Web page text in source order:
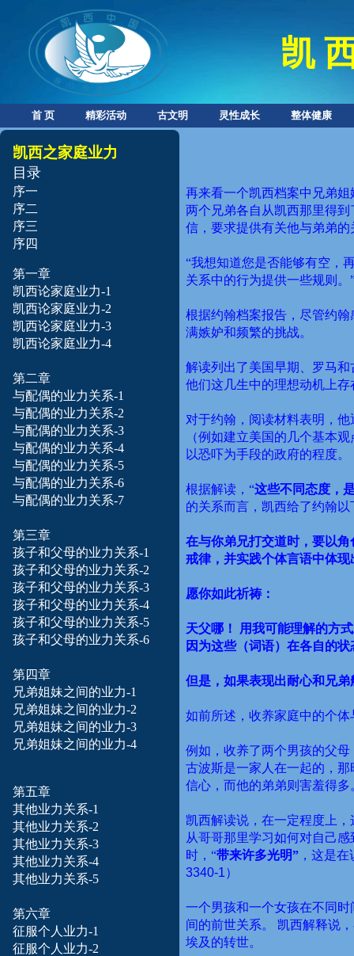
凯
首 页 精彩活动 古文明 灵性成长 整体健康
凯西之家庭业力
目录
序一
序二
序三
序四
第一章
凯西论家庭业力-1
凯西论家庭业力-2
凯西论家庭业力-3
凯西论家庭业力-4
第二章
与配偶的业力关系-1
与配偶的业力关系-2
与配偶的业力关系-3
与配偶的业力关系-4
与配偶的业力关系-5
与配偶的业力关系-6
与配偶的业力关系-7
第三章
孩子和父母的业力关系-1
孩子和父母的业力关系-2
孩子和父母的业力关系-3
孩子和父母的业力关系-4
孩子和父母的业力关系-5
孩子和父母的业力关系-6
第四章
兄弟姐妹之间的业力-1
兄弟姐妹之间的业力-2
兄弟姐妹之间的业力-3
兄弟姐妹之间的业力-4
第五章
其他业力关系-1
其他业力关系-2
其他业力关系-3
其他业力关系-4
其他业力关系-5
第六章
征服个人业力-1
征服个人业力-2
再来看一个凯西档案中兄弟
两个兄弟各自从凯西那里得
信，要求提供有关他与弟弟
“我想知道您是否能够有空，
关系中的行为提供一些规则。
根据约翰档案报告，尽管约
满嫉妒和频繁的挑战。
解读列出了美国早期、罗马
他们这几生中的理想动机上存
对于约翰，阅读材料表明，
（例如建立美国的几个基本
以恐吓为手段的政府的程度。
根据解读，“这些不同态度，
的关系而言，凯西给了约翰以
在与你弟兄打交道时，要以
戒律，并实践个体言语中体现
愿你如此祈祷：
天父哪！
用我可能理解的方
因为这些（词语）在各自的
但是，如果表现出耐心和兄
如前所述，收养家庭中的个
例如，收养了两个男孩的父
古波斯是一家人在一起的，
信心，而他的弟弟则害羞得多
凯西解读说，在一定程度上
从哥哥那里学习如何对自己感
时，“带来许多光明” ，这是
3340-1）
一个男孩和一个女孩在不同
间的前世关系。
凯西解释说
埃及的转世。